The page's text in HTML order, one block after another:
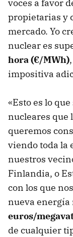
voces a favor
propietarias y
mercado. Yo
nuclear es
hora (€/MWh)
impositiva
«Esto es lo
nucleares que
queremos
viendo toda la
nuestros
Finlandia, o
con los que
nueva energía
euros/
de cualquier